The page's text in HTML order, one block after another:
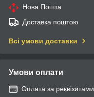
Нова Пошта
Доставка поштою
Всі умови доставки
Умови оплати
Оплата за реквізитами